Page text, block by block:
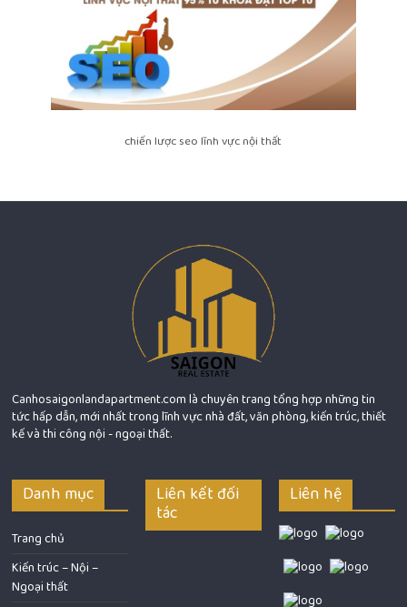
chiến lược seo lĩnh vực nội thất
Canhosaigonlandapartment.com là chuyên trang tổng hợp những tin
tức hấp dẫn, mới nhất trong lĩnh vực nhà đất, văn phòng, kiến trúc, thiết
kế và thi công nội - ngoại thất.
Danh mục
Trang chủ
Kiến trúc – Nội –
Ngoại thất
Liên kết đối
tác
Liên hệ